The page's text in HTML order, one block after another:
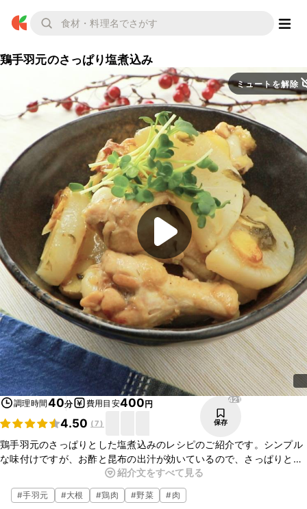
鶏手羽元のさっぱり塩煮込み
ミュートを解除
調理時間40分 費用目安400円
4.50 (7)
421
保存
鶏手羽元のさっぱりとした塩煮込みのレシピのご紹介です。シンプル
な味付けですが、お酢と昆布の出汁が効いているので、さっぱりと美
味しくお召し上がりいただけますよ。この機会に、ぜひ一度作ってみ
てくださいね！
紹介文をすべて見る
#手羽元 #大根 #鶏肉 #野菜 #肉